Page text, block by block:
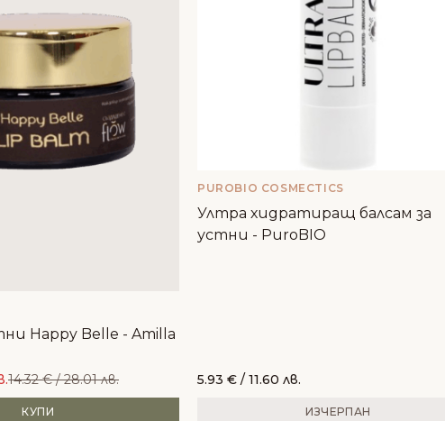
Happy Belle - Amilla
14.32€/ 28.01 лв.
КУПИ
PUROBIO COSMECTICS
Ултра хидратиращ балсам за
устни - PuroBIO
5.93 € / 11.60 лв.
ИЗЧЕРПАН